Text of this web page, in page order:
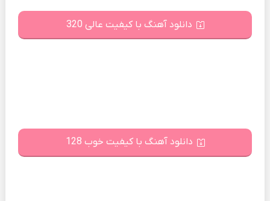
دانلود آهنگ با کیفیت عالی 320
دانلود آهنگ با کیفیت خوب 128